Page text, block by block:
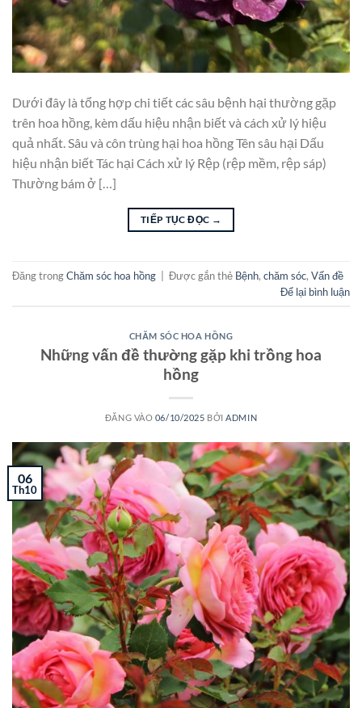
Dưới đây là tổng hợp chi tiết các sâu bệnh hại thường gặp
trên hoa hồng, kèm dấu hiệu nhận biết và cách xử lý hiệu
quả nhất. Sâu và côn trùng hại hoa hồng Tên sâu hại Dấu
hiệu nhận biết Tác hại Cách xử lý Rệp (rệp mềm, rệp sáp)
Thường bám ở […]
TIẾP TỤC ĐỌC →
Đăng trongChăm sóc hoa hồng Được gắn thẻ Bệnh, chăm sóc, Vấn đề
Để lại bình luận
CHĂM SÓC HOA HỒNG
Những vấn đề thường gặp khi trồng hoa
hồng
ĐĂNG VÀO 06/10/2025 BỞIADMIN
06
Th10